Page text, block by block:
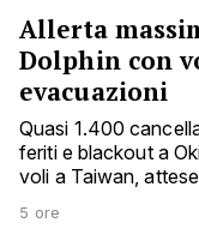
Allerta
Dolphin con
evacuazioni
Quasi 1.400
feriti e blackout a
voli a Taiwan,
5 ore